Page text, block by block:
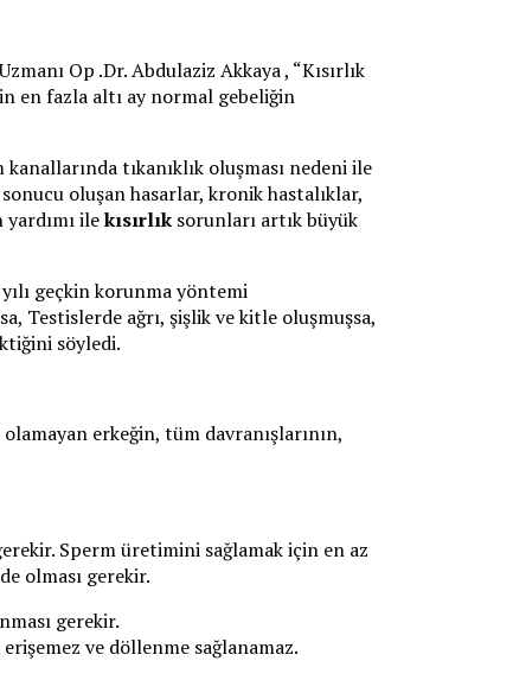
Op .Dr. Abdulaziz Akkaya , “Kısırlık
en fazla altı ay normal gebeliğin
tıkanıklık oluşması nedeni ile
oluşan hasarlar, kronik hastalıklar,
yardımı ilekısırlık sorunları artık büyük
geçkin korunma yöntemi
Testislerde ağrı, şişlik ve kitle oluşmuşsa,
söyledi.
erkeğin, tüm davranışlarının,
Sperm üretimini sağlamak için en az
olması gerekir.
gerekir.
ve döllenme sağlanamaz.